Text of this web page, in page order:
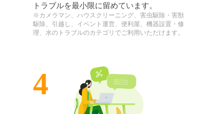
トラブルを最小限に留めています。
※カメラマン、ハウスクリーニング、害虫駆除・害獣
駆除、引越し、イベント運営、便利屋、機器設置・修
理、水のトラブルのカテゴリでご利用いただけます。
4